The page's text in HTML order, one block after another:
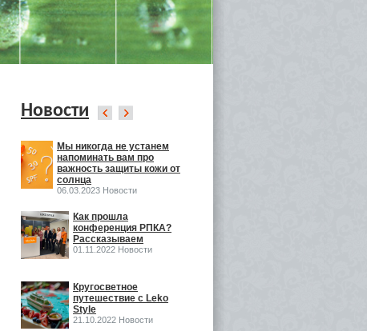
Новости
Мы никогда не устанем
напоминать вам про
важность защиты кожи от
солнца
06.03.2023 Новости
Как прошла
конференция РПКА?
Рассказываем
01.11.2022 Новости
Кругосветное
путешествие с Leko
Style
21.10.2022 Новости